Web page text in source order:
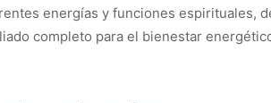
energías y funciones espirituales,
completo para el bienestar